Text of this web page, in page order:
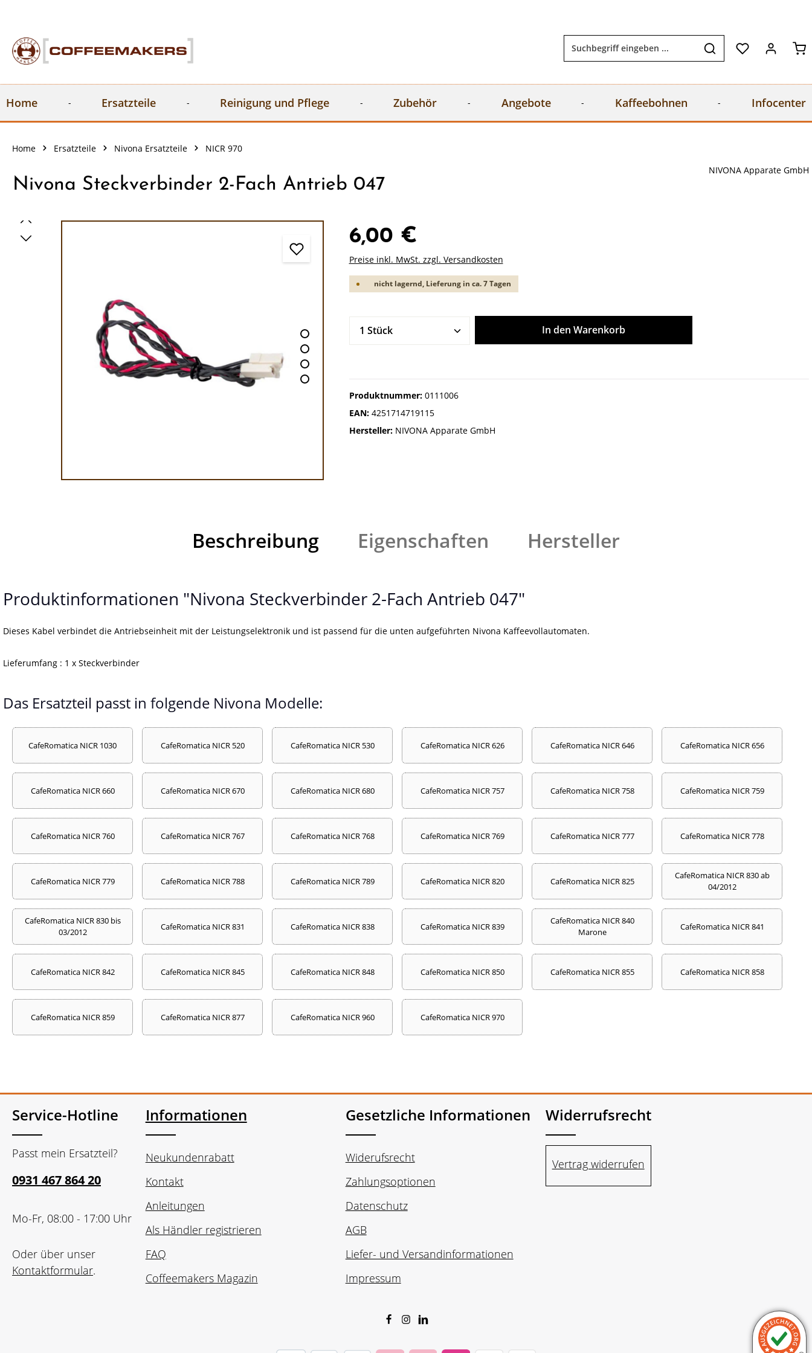
Home Ersatzteile Reinigung und Pflege Zubehör Angebote Kaffeebohnen Infocenter
Home Ersatzteile Nivona Ersatzteile NICR 970
Nivona Steckverbinder 2-Fach Antrieb 047
NIVONA Apparate GmbH
Bildergalerie überspringen 6,00 €
Preise inkl. MwSt. zzgl. Versandkosten
nicht lagernd, Lieferung in ca. 7 Tagen
Produkt Anzahl: Gib den gewünschten Wert ein oder benutze die
In den Warenkorb
Produktnummer: 0111006
EAN: 4251714719115
Hersteller: NIVONA Apparate GmbH
Beschreibung Eigenschaften Hersteller
Produktinformationen "Nivona Steckverbinder 2-Fach Antrieb 047"
Dieses Kabel verbindet die Antriebseinheit mit der Leistungselektronik und ist passend für die unten aufgeführten Nivona Kaffeevollautomaten.
Lieferumfang : 1 x Steckverbinder
Das Ersatzteil passt in folgende Nivona Modelle:
CafeRomatica NICR 1030 CafeRomatica NICR 520 CafeRomatica NICR 530 CafeRomatica NICR 626 CafeRomatica NICR 646 CafeRomatica NICR 656
CafeRomatica NICR 660 CafeRomatica NICR 670 CafeRomatica NICR 680 CafeRomatica NICR 757 CafeRomatica NICR 758 CafeRomatica NICR 759
CafeRomatica NICR 760 CafeRomatica NICR 767 CafeRomatica NICR 768 CafeRomatica NICR 769 CafeRomatica NICR 777 CafeRomatica NICR 778
CafeRomatica NICR 779 CafeRomatica NICR 788 CafeRomatica NICR 789 CafeRomatica NICR 820 CafeRomatica NICR 825
CafeRomatica NICR 830 ab
04/2012
CafeRomatica NICR 830 bis
03/2012
CafeRomatica NICR 831 CafeRomatica NICR 838 CafeRomatica NICR 839
CafeRomatica NICR 840
Marone
CafeRomatica NICR 841
CafeRomatica NICR 842 CafeRomatica NICR 845 CafeRomatica NICR 848 CafeRomatica NICR 850 CafeRomatica NICR 855 CafeRomatica NICR 858
CafeRomatica NICR 859 CafeRomatica NICR 877 CafeRomatica NICR 960 CafeRomatica NICR 970
Service-Hotline
Passt mein Ersatzteil?
0931 467 864 20
Mo-Fr, 08:00 - 17:00 Uhr
Oder über unser
Kontaktformular.
Informationen
Neukundenrabatt
Kontakt
Anleitungen
Als Händler registrieren
FAQ
Coffeemakers Magazin
Gesetzliche Informationen
Widerufsrecht
Zahlungsoptionen
Datenschutz
AGB
Liefer- und Versandinformationen
Impressum
Widerrufsrecht
Vertrag widerrufen